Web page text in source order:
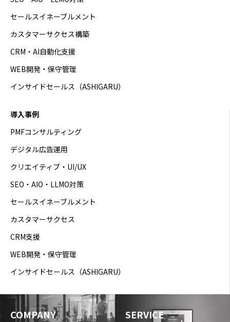
セールスイネーブルメント
カスタマーサクセス構築
CRM・AI自動化支援
WEB開発・保守管理
インサイドセールス（ASHIGARU）
導入事例
PMFコンサルティング
デジタル広告運用
クリエイティブ・UI/UX
SEO・AIO・LLMO対策
セールスイネーブルメント
カスタマーサクセス
CRM支援
WEB開発・保守管理
インサイドセールス（ASHIGARU）
COMPANY SERVICE